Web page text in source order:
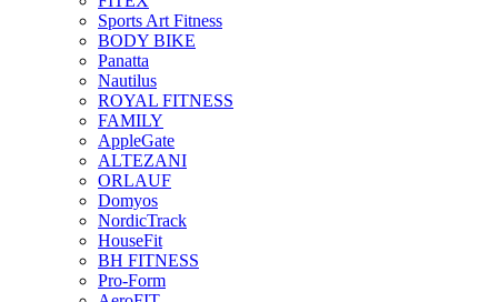
Sports Art Fitness
BODY BIKE
Panatta
Nautilus
ROYAL FITNESS
FAMILY
AppleGate
ALTEZANI
ORLAUF
Domyos
NordicTrack
HouseFit
BH FITNESS
Pro-Form